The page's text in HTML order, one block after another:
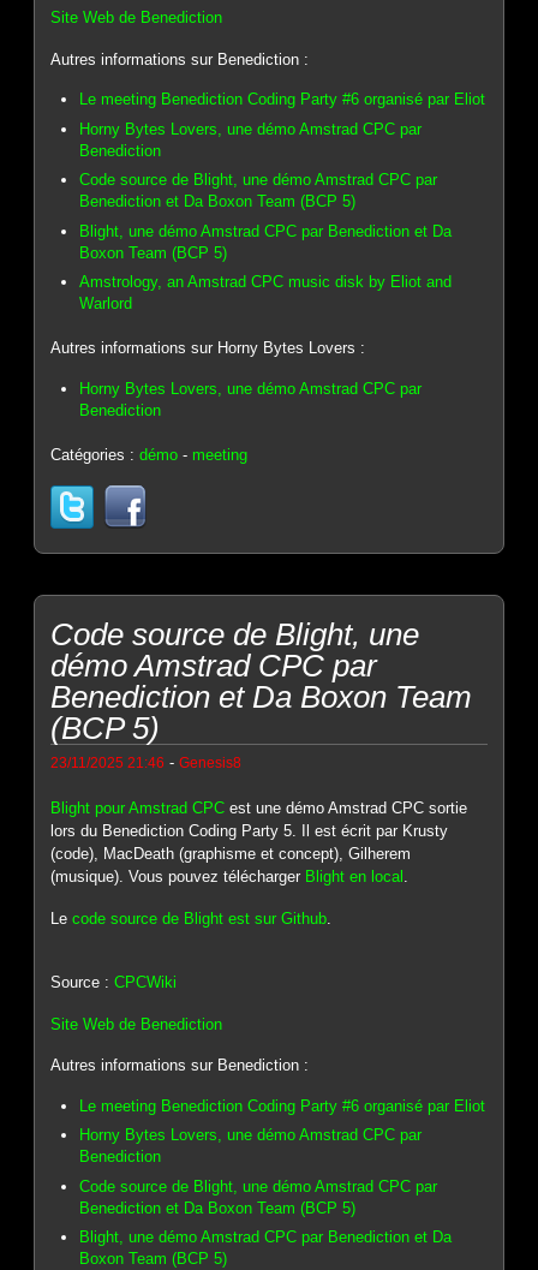
Site Web de Benediction
Autres informations sur Benediction :
Le meeting Benediction Coding Party #6 organisé par Eliot
Horny Bytes Lovers, une démo Amstrad CPC par
Benediction
Code source de Blight, une démo Amstrad CPC par
Benediction et Da Boxon Team (BCP 5)
Blight, une démo Amstrad CPC par Benediction et Da
Boxon Team (BCP 5)
Amstrology, an Amstrad CPC music disk by Eliot and
Warlord
Autres informations sur Horny Bytes Lovers :
Horny Bytes Lovers, une démo Amstrad CPC par
Benediction
Catégories :démo - meeting
Code source de Blight, une
démo Amstrad CPC par
Benediction et Da Boxon Team
(BCP 5)
23/11/2025 21:46 -Genesis8
Blight pour Amstrad CPC est une démo Amstrad CPC sortie
lors du Benediction Coding Party 5. Il est écrit par Krusty
(code), MacDeath (graphisme et concept), Gilherem
(musique). Vous pouvez télécharger Blight en local .
Lecode source de Blight est sur Github
Source :CPCWiki
Site Web de Benediction
Autres informations sur Benediction :
Le meeting Benediction Coding Party #6 organisé par Eliot
Horny Bytes Lovers, une démo Amstrad CPC par
Benediction
Code source de Blight, une démo Amstrad CPC par
Benediction et Da Boxon Team (BCP 5)
Blight, une démo Amstrad CPC par Benediction et Da
Boxon Team (BCP 5)